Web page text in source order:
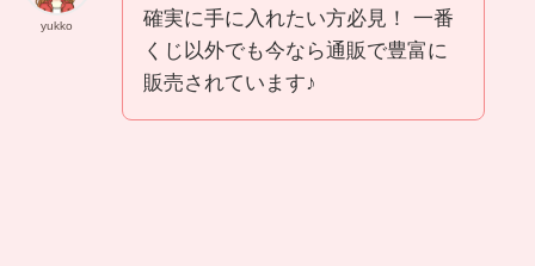
yukko
確実に手に入れたい方必見！ 一番
くじ以外でも今なら通販で豊富に
販売されています♪